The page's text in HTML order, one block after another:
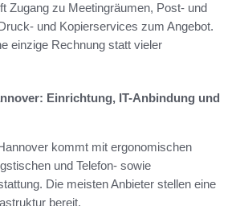
Zugang zu Meetingräumen, Post- und
und Kopierservices zum Angebot.
einzige Rechnung statt vieler
Einrichtung, IT-Anbindung und
kommt mit ergonomischen
und Telefon- sowie
Die meisten Anbieter stellen eine
bereit.